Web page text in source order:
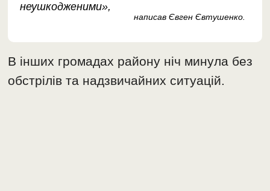
неушкодженими»,
написав Євген Євтушенко.
В інших громадах району ніч минула без
обстрілів та надзвичайних ситуацій.